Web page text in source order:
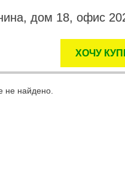
дом 18, офис
ХОЧУ
не найдено.